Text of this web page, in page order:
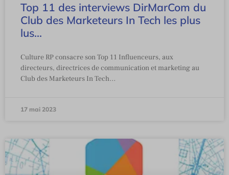
Top 11 des interviews DirMarCom du
Club des Marketeurs In Tech les plus
lus…
Culture RP consacre son Top 11 Influenceurs, aux
directeurs, directrices de communication et marketing au
Club des Marketeurs In Tech…
17 mai 2023